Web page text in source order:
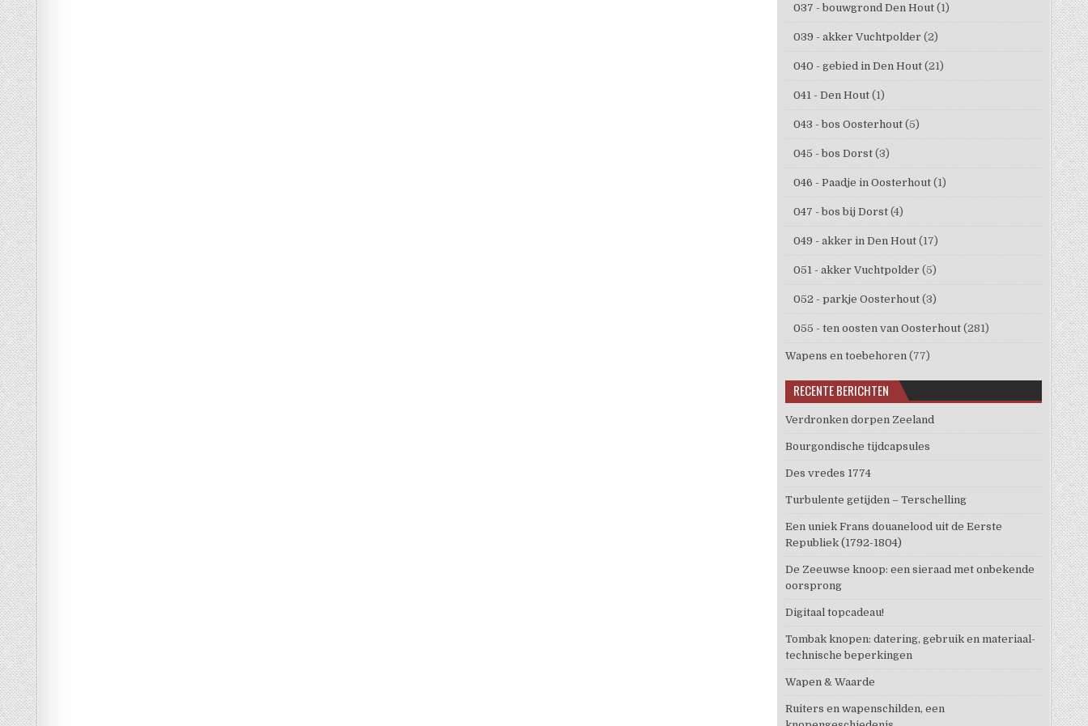
037 - bouwgrond Den Hout (1)
039 - akker Vuchtpolder (2)
040 - gebied in Den Hout (21)
041 - Den Hout (1)
043 - bos Oosterhout (5)
045 - bos Dorst (3)
046 - Paadje in Oosterhout (1)
047 - bos bij Dorst (4)
049 - akker in Den Hout (17)
051 - akker Vuchtpolder (5)
052 - parkje Oosterhout (3)
055 - ten oosten van Oosterhout (281)
Wapens en toebehoren (77)
RECENTE BERICHTEN
Verdronken dorpen Zeeland
Bourgondische tijdcapsules
Des vredes 1774
Turbulente getijden – Terschelling
Een uniek Frans douanelood uit de Eerste
Republiek (1792-1804)
De Zeeuwse knoop: een sieraad met onbekende
oorsprong
Digitaal topcadeau!
Tombak knopen: datering, gebruik en materiaal-
technische beperkingen
Wapen & Waarde
Ruiters en wapenschilden, een